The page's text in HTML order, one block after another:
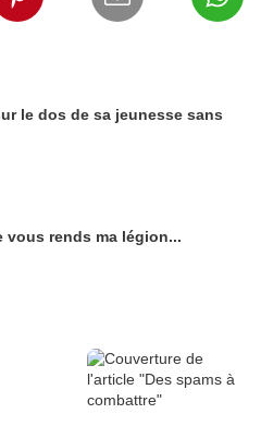
le dos de sa jeunesse sans
vous rends ma légion...